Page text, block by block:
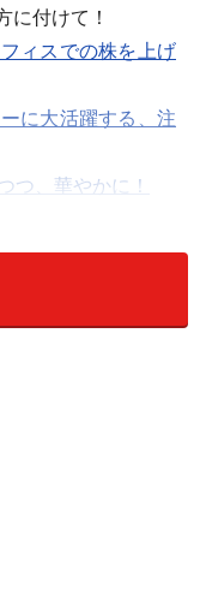
に付けて！
ィスでの株を上げ
に大活躍する、注
つ、華やかに！